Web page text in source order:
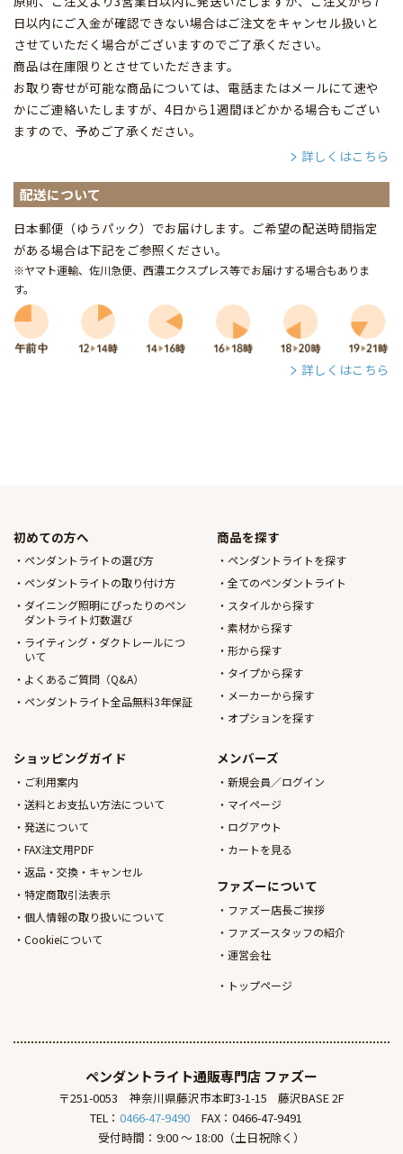
日以内にご入金が確認できない場合はご注文をキャンセル扱いと
させていただく場合がございますのでご了承ください。
商品は在庫限りとさせていただきます。
お取り寄せが可能な商品については、電話またはメールにて速や
かにご連絡いたしますが、4日から1週間ほどかかる場合もござい
ますので、予めご了承ください。
詳しくはこちら
配送について
日本郵便（ゆうパック）でお届けします。ご希望の配送時間指定
がある場合は下記をご参照ください。
※ヤマト運輸、佐川急便、西濃エクスプレス等でお届けする場合もありま
す。
詳しくはこちら
初めての方へ
ペンダントライトの選び方
ペンダントライトの取り付け方
ダイニング照明にぴったりのペン
ダントライト灯数選び
ライティング・ダクトレールにつ
いて
よくあるご質問（Q&A）
ペンダントライト全品無料3年保証
商品を探す
ペンダントライトを探す
全てのペンダントライト
スタイルから探す
素材から探す
形から探す
タイプから探す
メーカーから探す
オプションを探す
ショッピングガイド
ご利用案内
送料とお支払い方法について
発送について
FAX注文用PDF
返品・交換・キャンセル
特定商取引法表示
個人情報の取り扱いについて
Cookieについて
メンバーズ
新規会員／ログイン
マイページ
ログアウト
カートを見る
ファズーについて
ファズー店長ご挨拶
ファズースタッフの紹介
運営会社
トップページ
ペンダントライト通販専門店 ファズー
〒251-0053 神奈川県藤沢市本町3-1-15
藤沢BASE 2F
TEL： 0466-47-9490
FAX：0466-47-9491
受付時間：9:00 ～ 18:00（土日祝除く）